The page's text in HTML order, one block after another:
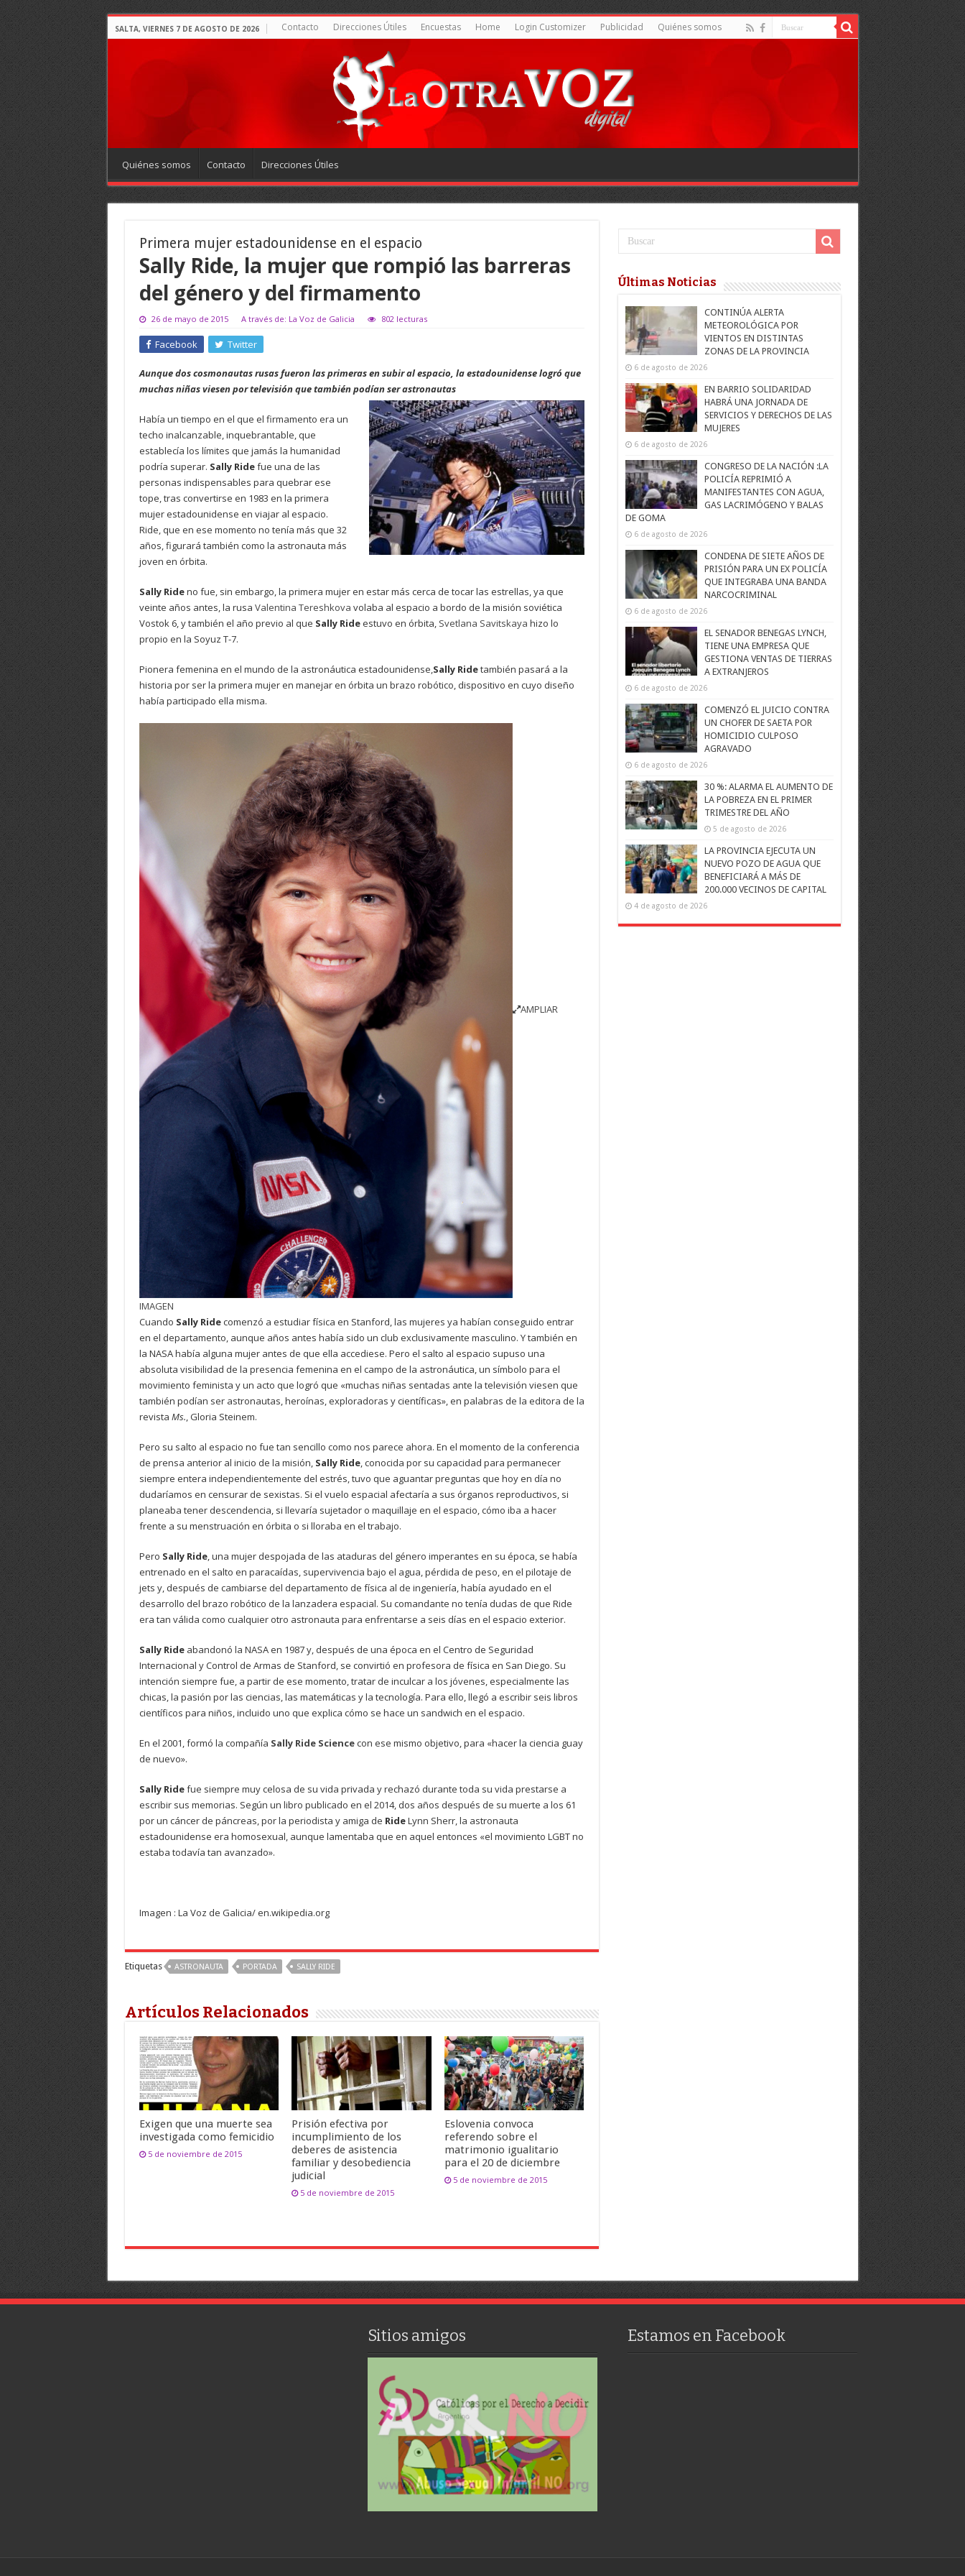
SALTA, VIERNES 7 DE AGOSTO DE 2026 Contacto Direcciones Útiles Encuestas Home Login Customizer Publicidad Quiénes somos
Quiénes somos Contacto Direcciones Útiles
Primera mujer estadounidense en el espacio
Sally Ride, la mujer que rompió las barreras
del género y del firmamento
26 de mayo de 2015 A través de: La Voz de Galicia 802 lecturas
Facebook Twitter
Aunque dos cosmonautas rusas fueron las primeras en subir al espacio, la estadounidense logró que
muchas niñas viesen por televisión que también podían ser astronautas
Había un tiempo en el que el firmamento era un
techo inalcanzable, inquebrantable, que
establecía los límites que jamás la humanidad
podría superar. Sally Ridefue una de las
personas indispensables para quebrar ese
tope, tras convertirse en 1983 en la primera
mujer estadounidense en viajar al espacio.
Ride, que en ese momento no tenía más que 32
años, figurará también como la astronauta más
joven en órbita.
Sally Rideno fue, sin embargo, la primera mujer en estar más cerca de tocar las estrellas, ya que
veinte años antes, la rusa Valentina Tereshkova volaba al espacio a bordo de la misión soviética
Vostok 6, y también el año previo al que Sally Rideestuvo en órbita, Svetlana Savitskaya hizo lo
propio en la Soyuz T-7.
Pionera femenina en el mundo de la astronáutica estadounidense,Sally Ridetambién pasará a la
historia por ser la primera mujer en manejar en órbita un brazo robótico, dispositivo en cuyo diseño
había participado ella misma.
AMPLIAR
IMAGEN
Cuando Sally Ridecomenzó a estudiar física en Stanford, las mujeres ya habían conseguido entrar
en el departamento, aunque años antes había sido un club exclusivamente masculino. Y también en
la NASA había alguna mujer antes de que ella accediese. Pero el salto al espacio supuso una
absoluta visibilidad de la presencia femenina en el campo de la astronáutica, un símbolo para el
movimiento feminista y un acto que logró que «muchas niñas sentadas ante la televisión viesen que
también podían ser astronautas, heroínas, exploradoras y científicas», en palabras de la editora de la
revista Ms., Gloria Steinem.
Pero su salto al espacio no fue tan sencillo como nos parece ahora. En el momento de la conferencia
de prensa anterior al inicio de la misión, Sally Ride, conocida por su capacidad para permanecer
siempre entera independientemente del estrés, tuvo que aguantar preguntas que hoy en día no
dudaríamos en censurar de sexistas. Si el vuelo espacial afectaría a sus órganos reproductivos, si
planeaba tener descendencia, si llevaría sujetador o maquillaje en el espacio, cómo iba a hacer
frente a su menstruación en órbita o si lloraba en el trabajo.
Pero Sally Ride, una mujer despojada de las ataduras del género imperantes en su época, se había
entrenado en el salto en paracaídas, supervivencia bajo el agua, pérdida de peso, en el pilotaje de
jets y, después de cambiarse del departamento de física al de ingeniería, había ayudado en el
desarrollo del brazo robótico de la lanzadera espacial. Su comandante no tenía dudas de que Ride
era tan válida como cualquier otro astronauta para enfrentarse a seis días en el espacio exterior.
Sally Rideabandonó la NASA en 1987 y, después de una época en el Centro de Seguridad
Internacional y Control de Armas de Stanford, se convirtió en profesora de física en San Diego. Su
intención siempre fue, a partir de ese momento, tratar de inculcar a los jóvenes, especialmente las
chicas, la pasión por las ciencias, las matemáticas y la tecnología. Para ello, llegó a escribir seis libros
científicos para niños, incluido uno que explica cómo se hace un sandwich en el espacio.
En el 2001, formó la compañía Sally Ride Sciencecon ese mismo objetivo, para «hacer la ciencia guay
de nuevo».
Sally Ridefue siempre muy celosa de su vida privada y rechazó durante toda su vida prestarse a
escribir sus memorias. Según un libro publicado en el 2014, dos años después de su muerte a los 61
por un cáncer de páncreas, por la periodista y amiga de RideLynn Sherr, la astronauta
estadounidense era homosexual, aunque lamentaba que en aquel entonces «el movimiento LGBT no
estaba todavía tan avanzado».
Imagen : La Voz de Galicia/ en.wikipedia.org
Etiquetas ASTRONAUTA PORTADA SALLY RIDE
Artículos Relacionados
Exigen que una muerte sea
investigada como femicidio
5 de noviembre de 2015
Prisión efectiva por
incumplimiento de los
deberes de asistencia
familiar y desobediencia
judicial
5 de noviembre de 2015
Eslovenia convoca
referendo sobre el
matrimonio igualitario
para el 20 de diciembre
5 de noviembre de 2015
Últimas Noticias
CONTINÚA ALERTA
METEOROLÓGICA POR
VIENTOS EN DISTINTAS
ZONAS DE LA PROVINCIA
6 de agosto de 2026
EN BARRIO SOLIDARIDAD
HABRÁ UNA JORNADA DE
SERVICIOS Y DERECHOS DE LAS
MUJERES
6 de agosto de 2026
CONGRESO DE LA NACIÓN :LA
POLICÍA REPRIMIÓ A
MANIFESTANTES CON AGUA,
GAS LACRIMÓGENO Y BALAS
DE GOMA
6 de agosto de 2026
CONDENA DE SIETE AÑOS DE
PRISIÓN PARA UN EX POLICÍA
QUE INTEGRABA UNA BANDA
NARCOCRIMINAL
6 de agosto de 2026
EL SENADOR BENEGAS LYNCH,
TIENE UNA EMPRESA QUE
GESTIONA VENTAS DE TIERRAS
A EXTRANJEROS
6 de agosto de 2026
COMENZÓ EL JUICIO CONTRA
UN CHOFER DE SAETA POR
HOMICIDIO CULPOSO
AGRAVADO
6 de agosto de 2026
30 %: ALARMA EL AUMENTO DE
LA POBREZA EN EL PRIMER
TRIMESTRE DEL AÑO
5 de agosto de 2026
LA PROVINCIA EJECUTA UN
NUEVO POZO DE AGUA QUE
BENEFICIARÁ A MÁS DE
200.000 VECINOS DE CAPITAL
4 de agosto de 2026
Sitios amigos Estamos en Facebook